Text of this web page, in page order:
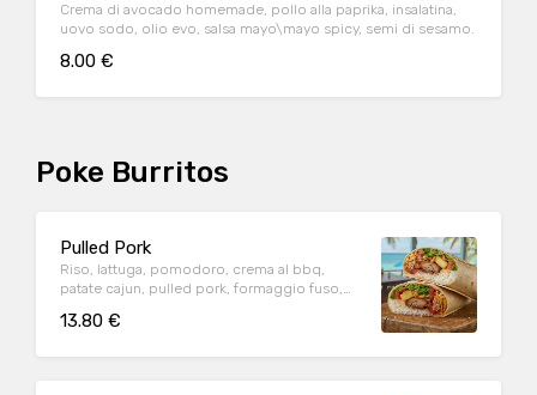
Crema di avocado homemade, pollo alla paprika, insalatina,
uovo sodo, olio evo, salsa mayo\mayo spicy, semi di sesamo.
8.00 €
Poke Burritos
Pulled Pork
Riso, lattuga, pomodoro, crema al bbq,
patate cajun, pulled pork, formaggio fuso,
13.80 €